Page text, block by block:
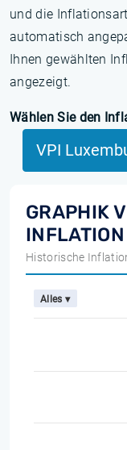
und die
automatisch
Ihnen gewählten
angezeigt.
Wählen Sie den
VPI
GRAPHIK
INFLATION
Historische
Alles ▾